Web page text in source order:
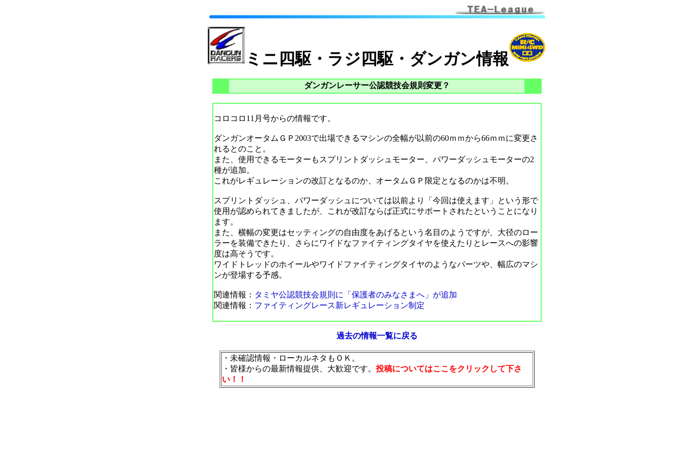
ミニ四駆・ラジ四駆・ダンガン情報
ダンガンレーサー公認競技会規則変更？
コロコロ11月号からの情報です。
ダンガンオータムＧＰ2003で出場できるマシンの全幅が以前の60ｍｍから66ｍｍに変更さ
れるとのこと。
また、使用できるモーターもスプリントダッシュモーター、パワーダッシュモーターの2
種が追加。
これがレギュレーションの改訂となるのか、オータムＧＰ限定となるのかは不明。
スプリントダッシュ、パワーダッシュについては以前より「今回は使えます」という形で
使用が認められてきましたが、これが改訂ならば正式にサポートされたということになり
ます。
また、横幅の変更はセッティングの自由度をあげるという名目のようですが、大径のロー
ラーを装備できたり、さらにワイドなファイティングタイヤを使えたりとレースへの影響
度は高そうです。
ワイドトレッドのホイールやワイドファイティングタイヤのようなパーツや、幅広のマシ
ンが登場する予感。
関連情報： タミヤ公認競技会規則に「保護者のみなさまへ」が追加
関連情報： ファイティングレース新レギュレーション制定
過去の情報一覧に戻る
・未確認情報・ローカルネタもＯＫ。
・皆様からの最新情報提供、大歓迎です。投稿についてはここをクリックして下さ
い！！